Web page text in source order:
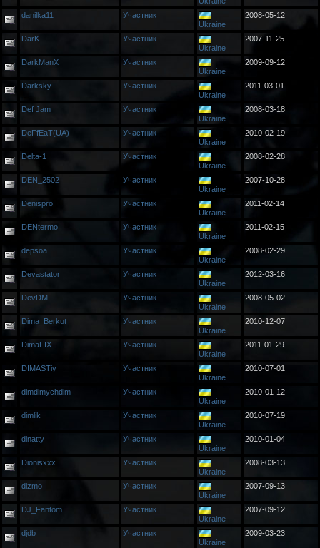
danilka11
Участник
Ukraine
2008-05-12
DarK
Участник
Ukraine
2007-11-25
DarkManX
Участник
Ukraine
2009-09-12
Darksky
Участник
Ukraine
2011-03-01
Def Jam
Участник
Ukraine
2008-03-18
DeFfEaT(UA)
Участник
Ukraine
2010-02-19
Delta-1
Участник
Ukraine
2008-02-28
DEN_2502
Участник
Ukraine
2007-10-28
Denispro
Участник
Ukraine
2011-02-14
DENtermo
Участник
Ukraine
2011-02-15
depsoa
Участник
Ukraine
2008-02-29
Devastator
Участник
Ukraine
2012-03-16
DevDM
Участник
Ukraine
2008-05-02
Dima_Berkut
Участник
Ukraine
2010-12-07
DimaFIX
Участник
Ukraine
2011-01-29
DIMASTiy
Участник
Ukraine
2010-07-01
dimdimychdim
Участник
Ukraine
2010-01-12
dimlik
Участник
Ukraine
2010-07-19
dinatty
Участник
Ukraine
2010-01-04
Dionisxxx
Участник
Ukraine
2008-03-13
dizmo
Участник
Ukraine
2007-09-13
DJ_Fantom
Участник
Ukraine
2007-09-12
djdb
Участник
Ukraine
2009-03-23